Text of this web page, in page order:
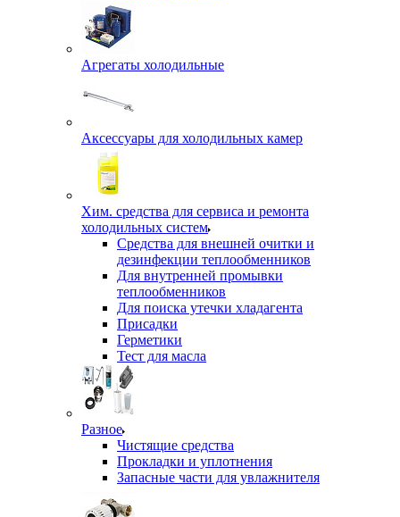
Агрегаты холодильные
Аксессуары для холодильных камер
Хим. средства для сервиса и ремонта
холодильных систем
Средства для внешней очитки и
дезинфекции теплообменников
Для внутренней промывки
теплообменников
Для поиска утечки хладагента
Присадки
Герметики
Тест для масла
Разное
Чистящие средства
Прокладки и уплотнения
Запасные части для увлажнителя